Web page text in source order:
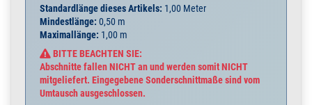
Standardlänge dieses Artikels: 1,00 Meter
Mindestlänge: 0,50 m
Maximallänge: 1,00 m
BITTE BEACHTEN SIE:
Abschnitte fallen NICHT an und werden somit NICHT
mitgeliefert. Eingegebene Sonderschnittmaße sind vom
Umtausch ausgeschlossen.